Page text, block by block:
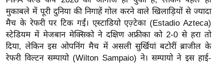
शे
ष
ज्ञ
रा
य
मुकाबले में पूरी दुनिया की निगाहें गोल करने वाले खिलाड़ियों से ज्यादा
मैच के रेफरी पर टिक गईं। एस्टाडियो एज़्टेका (Estadio Azteca)
स्टेडियम में मेजबान मेक्सिको ने दक्षिण अफ्रीका को 2-0 से हरा तो
दिया, लेकिन इस ओपनिंग मैच में असली सुर्खियां बटोरीं ब्राजील के
रेफरी विल्टन सम्पायो (Wilton Sampaio) ने। सम्पायो ने इस हाई-